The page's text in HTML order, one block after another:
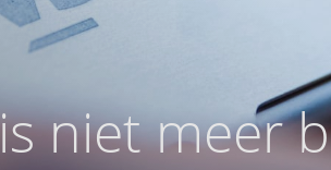
niet meer